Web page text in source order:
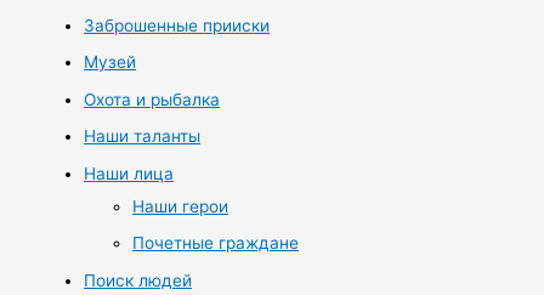
Заброшенные прииски
Музей
Охота и рыбалка
Наши таланты
Наши лица
Наши герои
Почетные граждане
Поиск людей